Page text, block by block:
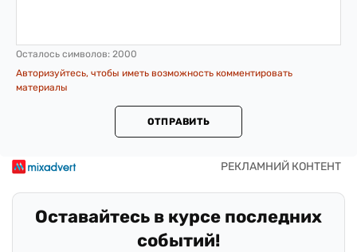
Осталось символов: 2000
Авторизуйтесь, чтобы иметь возможность комментировать
материалы
ОТПРАВИТЬ
Оставайтесь в курсе последних
событий!